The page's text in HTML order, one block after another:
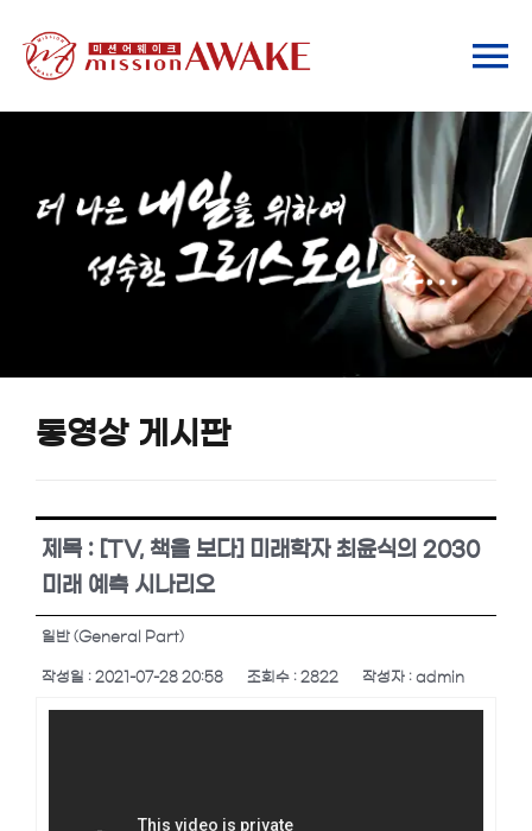
content
사역안내
커뮤니티
고객센터
동영상 게시판
제목 : [TV, 책을 보다] 미래학자 최윤식의 2030
미래 예측 시나리오
일반 (General Part)
작성일 : 2021-07-28 20:58 조회수 : 2822 작성자 : admin